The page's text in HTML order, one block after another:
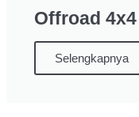
Offroad 4x4
Selengkapnya